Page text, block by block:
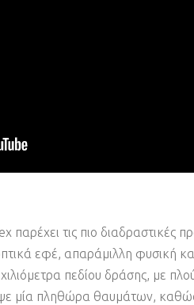
παρέχει τις πιο
εφέ, απαράμιλλη φυσική
πεδίου δράσης, με
μία πληθώρα θαυμάτων, καθώς